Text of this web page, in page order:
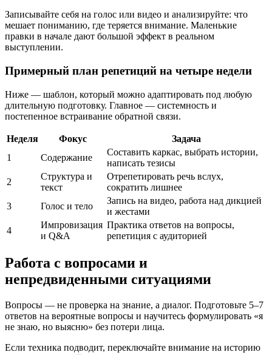
Записывайте себя на голос или видео и анализируйте: что
мешает пониманию, где теряется внимание. Маленькие
правки в начале дают большой эффект в реальном
выступлении.
Примерный план репетиций на четыре недели
Ниже — шаблон, который можно адаптировать под любую
длительную подготовку. Главное — системность и
постепенное встраивание обратной связи.
Неделя Фокус
Задача
1
Содержание
Составить каркас, выбрать истории,
написать тезисы
2
Структура и
текст
Отрепетировать речь вслух,
сократить лишнее
3
Голос и тело
Запись на видео, работа над дикцией
и жестами
4
Импровизация
и Q&A
Практика ответов на вопросы,
репетиция с аудиторией
Работа с вопросами и
непредвиденными ситуациями
Вопросы — не проверка на знание, а диалог. Подготовьте 5–7
ответов на вероятные вопросы и научитесь формулировать «я
не знаю, но выясню» без потери лица.
Если техника подводит, переключайте внимание на историю